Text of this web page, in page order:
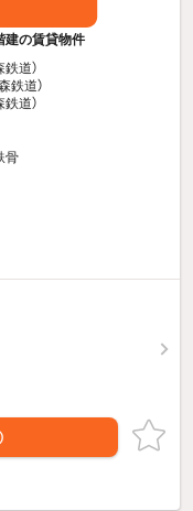
建の賃貸物件
道）
鉄道）
道）
骨